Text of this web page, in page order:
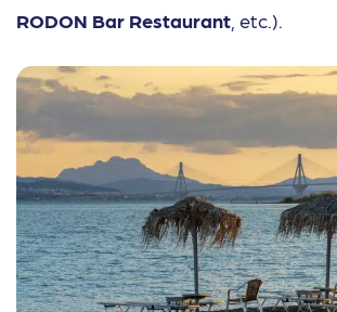
RODON Bar Restaurant , etc.).